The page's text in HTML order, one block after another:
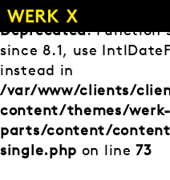
Zum
Inhalt
springen
Deprecated: Function
since 8.1, use
instead in
/var/www/clients/
content/themes/
parts/content/
single.php on line73